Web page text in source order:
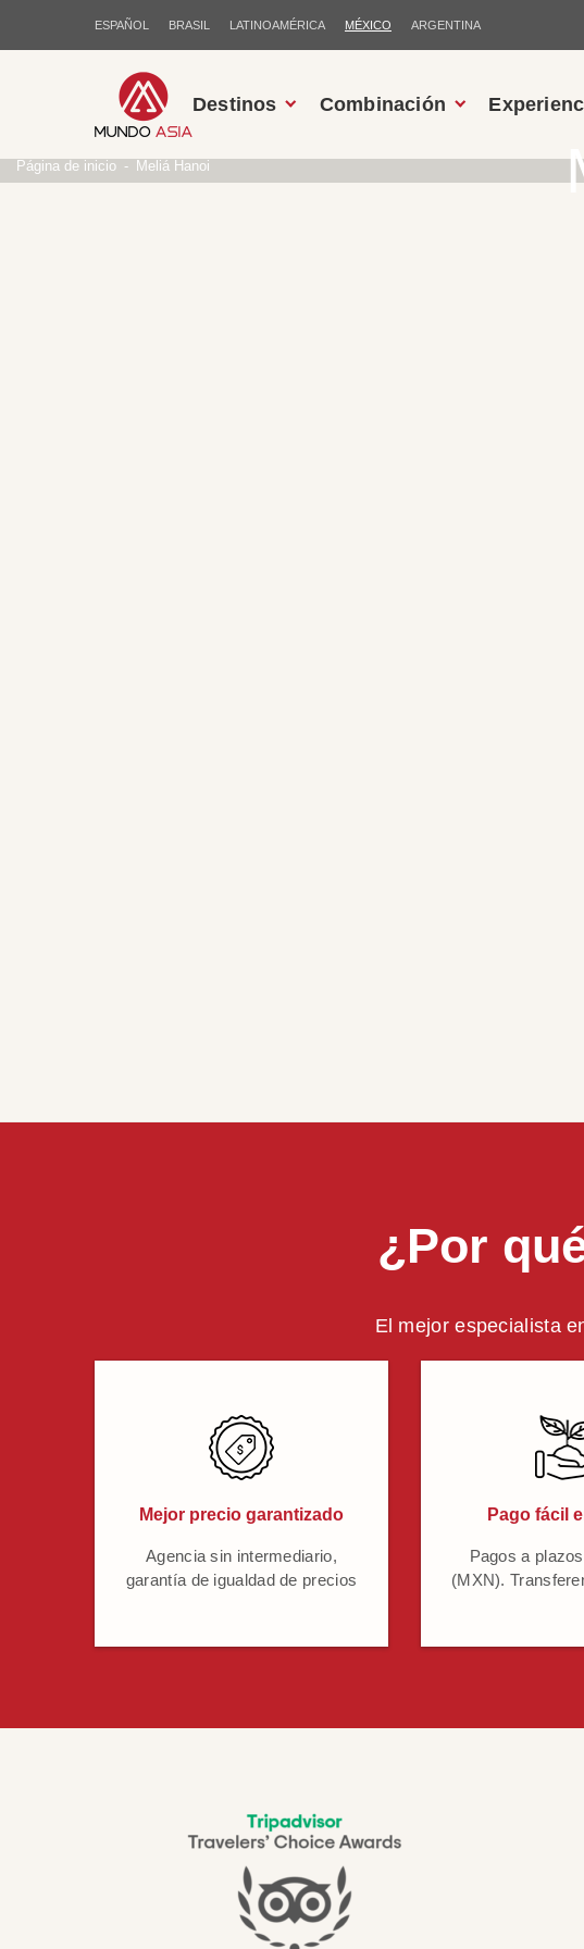
ESPAÑOL BRASIL LATINOAMÉRICA MÉXICO ARGENTINA
Destinos Combinación
Página de inicio Meliá Hanoi
¿Por
El mejor especialista
Mejor precio garantizado
Agencia sin intermediario,
garantía de igualdad de precios
Pago fácil
Pagos a
(MXN).